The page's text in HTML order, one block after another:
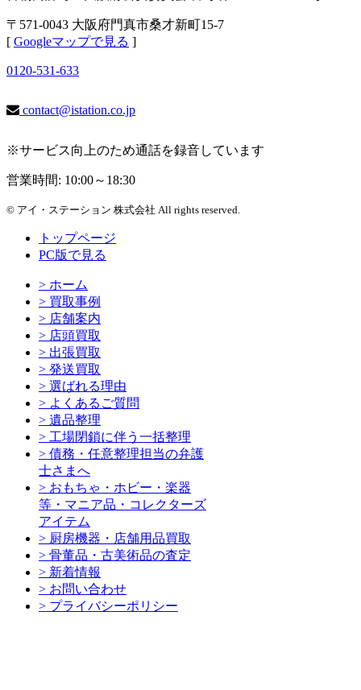
〒571-0043 大阪府門真市桑才新町15-7
[ Googleマップで見る ]
0120-531-633
contact@istation.co.jp
※サービス向上のため通話を録音しています
営業時間: 10:00～18:30
© アイ・ステーション 株式会社 All rights reserved.
トップページ
PC版で見る
> ホーム
> 買取事例
> 店舗案内
> 店頭買取
> 出張買取
> 発送買取
> 選ばれる理由
> よくあるご質問
> 遺品整理
> 工場閉鎖に伴う一括整理
> 債務・任意整理担当の弁護
士さまへ
> おもちゃ・ホビー・楽器
等・マニア品・コレクターズ
アイテム
> 厨房機器・店舗用品買取
> 骨董品・古美術品の査定
> 新着情報
> お問い合わせ
> プライバシーポリシー